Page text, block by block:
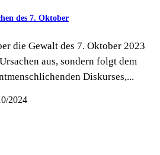
des 7. Oktober
die Gewalt des 7. Oktober 2023
aus, sondern folgt dem
Diskurses,...
2024